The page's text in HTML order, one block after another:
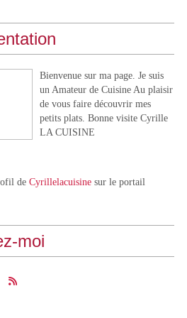
Bienvenue sur ma page. Je suis
un Amateur de Cuisine Au plaisir
de vous faire découvrir mes
petits plats. Bonne visite Cyrille
LA CUISINE
de Cyrillelacuisine sur le portail
moi